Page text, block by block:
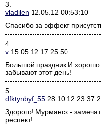
3.
vladilen 12.05.12 00:53:10
Спасибо за эффект
4.
v 15.05.12 17:25:50
Большой праздник!И хорошо
забывают этот день!
5.
dfktynbyf_55 28.10.12
Здорого! Мурманск -
респект!